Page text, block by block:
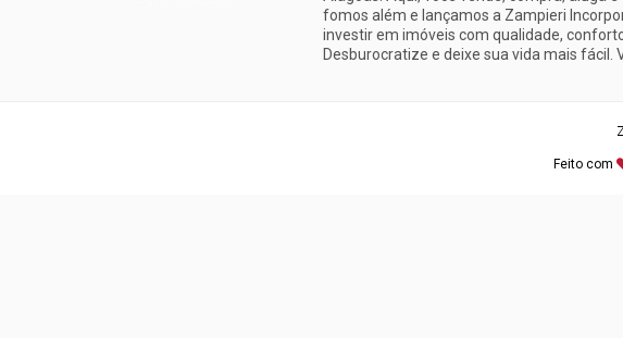
fomos além e lançamos a Zampieri
investir em imóveis com qualidade,
Desburocratize e deixe sua vida mais fácil.
Feito com